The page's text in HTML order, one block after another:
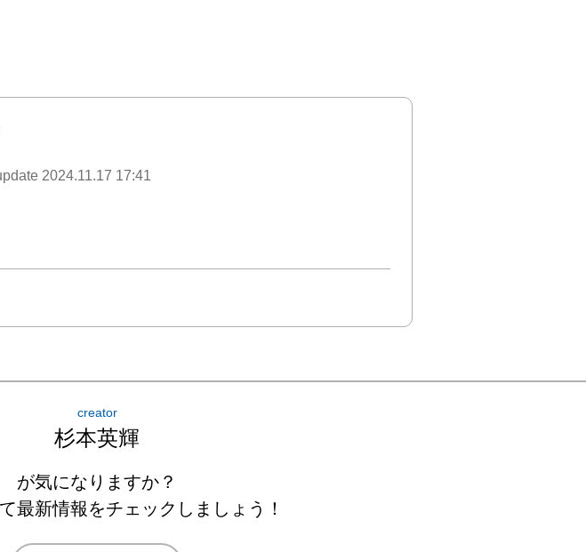
2024.11.17 17:41
creator
杉本英輝
が気になりますか？
最新情報をチェックしましょう！